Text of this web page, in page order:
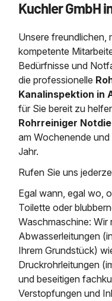
Saugbagger /
Heizung / Sanitär
Tiefbau
Unternehmen
Stellenangebote
Kontakt
Kuchler GmbH
Unsere freundlichen,
kompetente
Bedürfnisse und
die professionelle
Kanalinspektion in
für Sie bereit zu
Rohrreiniger
am Wochenende
Jahr.
Rufen Sie uns
Egal wann, egal wo,
Toilette oder
Waschmaschine: Wir
Abwasserleitungen
Ihrem Grundstück)
Druckrohrleitungen
und beseitigen
Verstopfungen und